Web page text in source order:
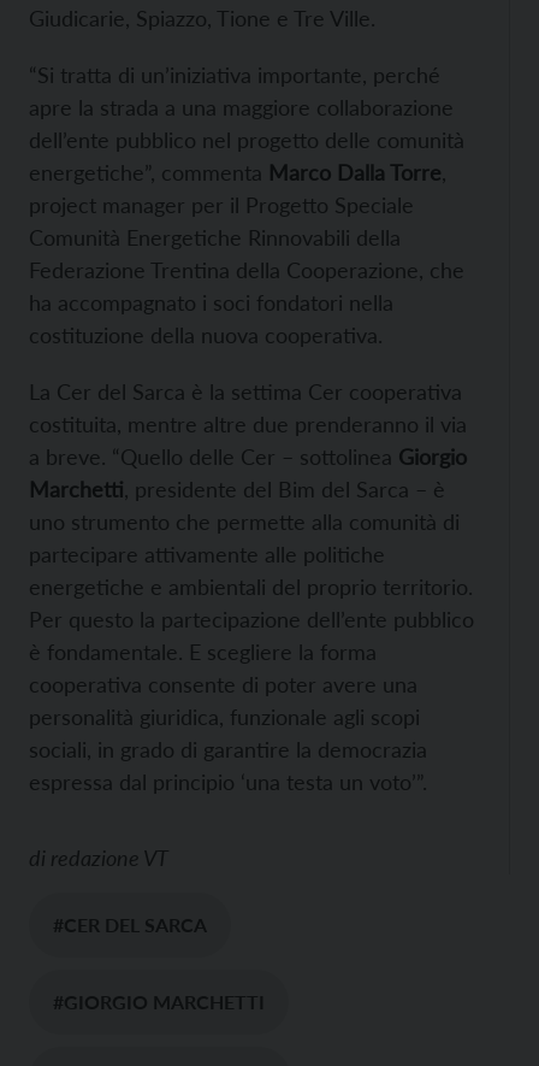
Giudicarie, Spiazzo, Tione e Tre Ville.
“Si tratta di un’iniziativa importante, perché
apre la strada a una maggiore collaborazione
dell’ente pubblico nel progetto delle comunità
energetiche”, commenta Marco Dalla Torre
project manager per il Progetto Speciale
Comunità Energetiche Rinnovabili della
Federazione Trentina della Cooperazione, che
ha accompagnato i soci fondatori nella
costituzione della nuova cooperativa.
La Cer del Sarca è la settima Cer cooperativa
costituita, mentre altre due prenderanno il via
a breve. “Quello delle Cer – sottolinea Giorgio
Marchetti , presidente del Bim del Sarca – è
uno strumento che permette alla comunità di
partecipare attivamente alle politiche
energetiche e ambientali del proprio territorio.
Per questo la partecipazione dell’ente pubblico
è fondamentale. E scegliere la forma
cooperativa consente di poter avere una
personalità giuridica, funzionale agli scopi
sociali, in grado di garantire la democrazia
espressa dal principio ‘una testa un voto’”.
di redazione VT
#CER DEL SARCA
#GIORGIO MARCHETTI